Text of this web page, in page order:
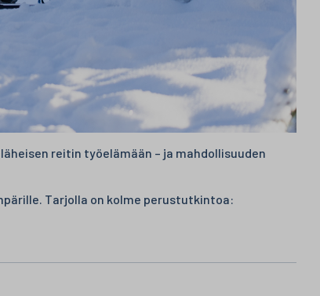
reitin työelämään – ja mahdollisuuden
Tarjolla on kolme perustutkintoa: